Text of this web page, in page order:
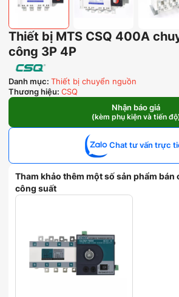
Thiết bị MTS CSQ 400A
công 3P 4P
Danh mục:Thiết bị chuyển nguồn
Thương hiệu:CSQ
Nhận báo giá
(kèm phụ kiện và tiến
Chat tư vấn trực
Tham khảo thêm một số sản phẩm bán
công suất